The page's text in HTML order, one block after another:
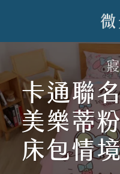
內
容 卡通聯
美樂蒂
床包情